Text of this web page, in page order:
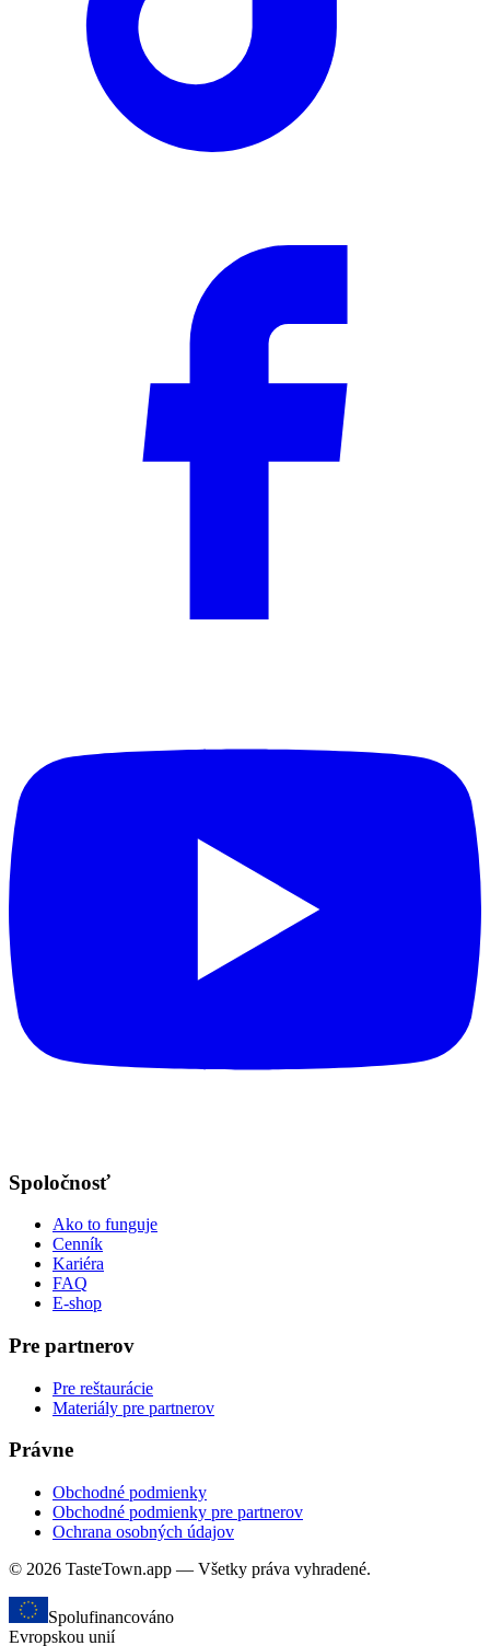
Spoločnosť
Ako to funguje
Cenník
Kariéra
FAQ
E-shop
Pre partnerov
Pre reštaurácie
Materiály pre partnerov
Právne
Obchodné podmienky
Obchodné podmienky pre partnerov
Ochrana osobných údajov
© 2026 TasteTown.app — Všetky práva vyhradené.
Spolufinancováno
Evropskou unií